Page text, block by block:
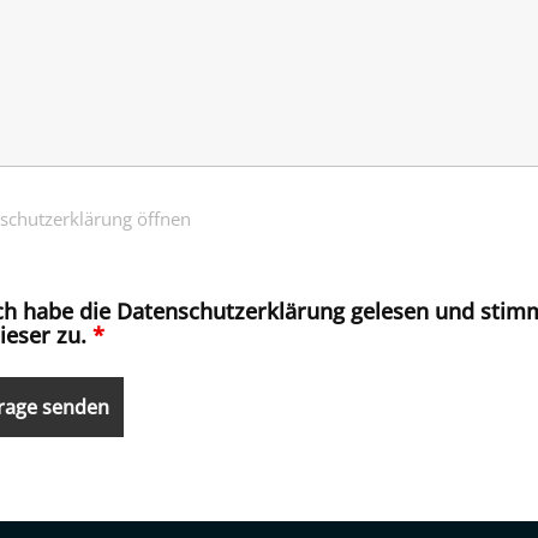
öffnen
habe die Datenschutzerklärung gelesen und
zu. *